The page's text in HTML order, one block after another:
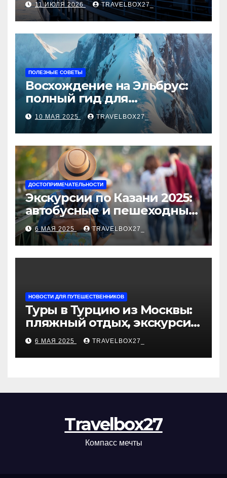
11 ИЮЛЯ 2026 TRAVELBOX27_
ПОЛЕЗНЫЕ СОВЕТЫ
Восхождение на Эльбрус:
полный гид для
покорителя высочайшей
вершины Европы
10 МАЯ 2025 TRAVELBOX27_
ДОСТОПРИМЕЧАТЕЛЬНОСТИ
Экскурсии по Казани 2025:
автобусные и пешеходные
туры от туроператора
«Казан360»
6 МАЯ 2025 TRAVELBOX27_
НОВОСТИ ДЛЯ ПУТЕШЕСТВЕННИКОВ
Туры в Турцию из Москвы:
пляжный отдых, экскурсии
и лучшие курорты
6 МАЯ 2025 TRAVELBOX27_
Travelbox27
Компасс мечты